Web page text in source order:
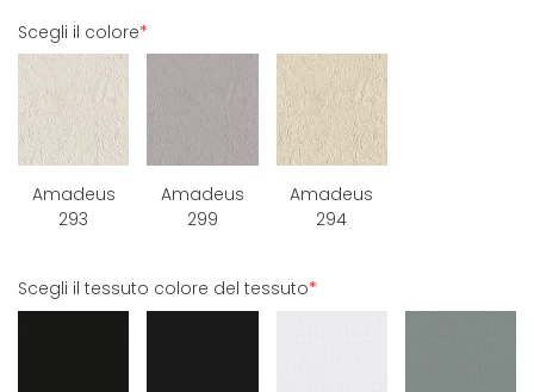
Scegli il colore*
Amadeus
293
Amadeus
299
Amadeus
294
Scegli il tessuto colore del tessuto*